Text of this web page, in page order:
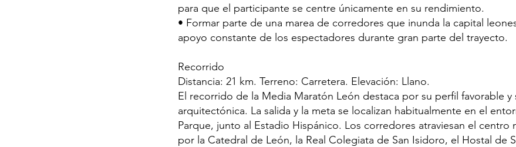
para que el participante se centre únicamente en su rendimiento.
• Formar parte de una marea de corredores que inunda la capital
apoyo constante de los espectadores durante gran parte del trayecto.
Recorrido
Distancia: 21 km. Terreno: Carretera. Elevación: Llano.
El recorrido de la Media Maratón León destaca por su perfil favorable y
arquitectónica. La salida y la meta se localizan habitualmente en el
Parque, junto al Estadio Hispánico. Los corredores atraviesan el centro
por la Catedral de León, la Real Colegiata de San Isidoro, el Hostal de